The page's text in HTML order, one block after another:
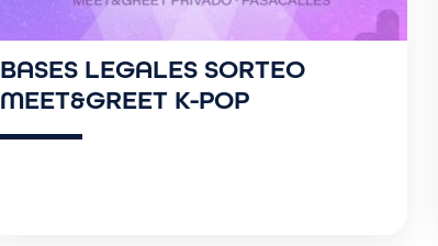
BASES LEGALES SORTEO
MEET&GREET K-POP